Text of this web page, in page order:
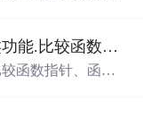
用、adder=λn.(λx.
（3）C++
针、函数符和 Lambda 函数
函数指针、函数